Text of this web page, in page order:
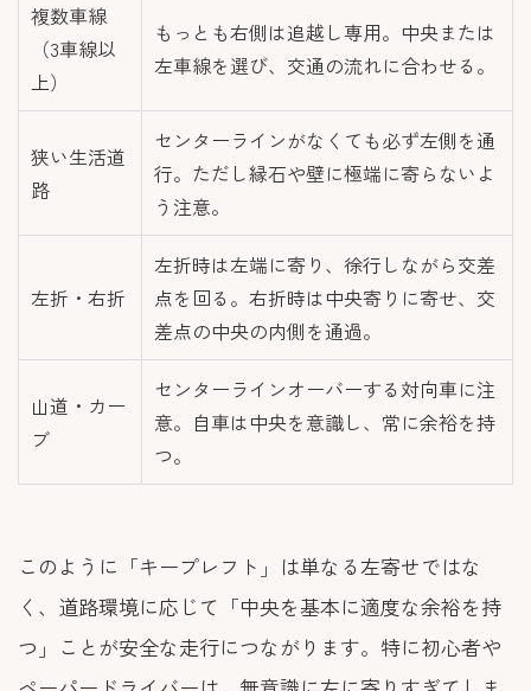
複数車線
（3車線以
上）
もっとも右側は追越し専用。中央または
左車線を選び、交通の流れに合わせる。
狭い生活道
路
センターラインがなくても必ず左側を通
行。ただし縁石や壁に極端に寄らないよ
う注意。
左折・右折
左折時は左端に寄り、徐行しながら交差
点を回る。右折時は中央寄りに寄せ、交
差点の中央の内側を通過。
山道・カー
ブ
センターラインオーバーする対向車に注
意。自車は中央を意識し、常に余裕を持
つ。
このように「キープレフト」は単なる左寄せではな
く、道路環境に応じて「中央を基本に適度な余裕を持
つ」ことが安全な走行につながります。特に初心者や